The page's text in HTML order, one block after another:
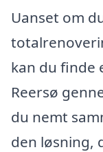
Uanset om
kan du finde
Reersø
du nemt
den løsning,